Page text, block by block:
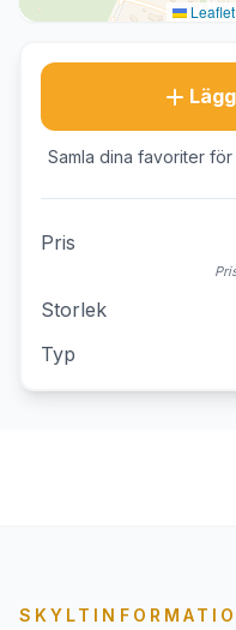
Leaflet
Samla dina favoriter
Pris
Storlek
Typ